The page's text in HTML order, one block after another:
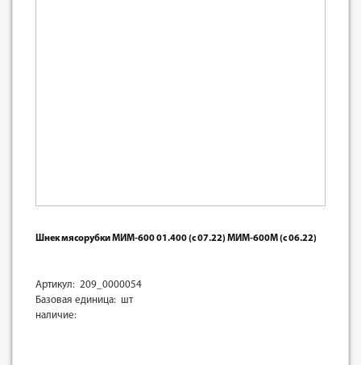
Шнек мясорубки МИМ-600 01.400 (с 07.22) МИМ-600М (с 06.22)
Артикул: 209_0000054
Базовая единица: шт
наличие: